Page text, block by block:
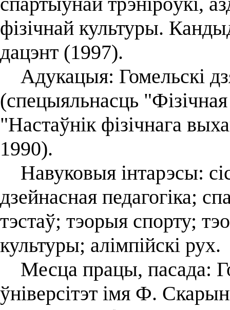
фізічнай культуры.
дацэнт (1997).
Адукацыя: Гомельскі
(спецыяльнасць
"Настаўнік фізічнага
1990).
Навуковыя інтарэсы:
дзейнасная педагогіка;
тэстаў; тэорыя спорту;
культуры; алімпійскі рух.
Месца працы, пасада:
ўніверсітэт імя Ф.